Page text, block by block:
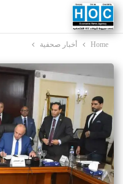
Home أخبار صحفية